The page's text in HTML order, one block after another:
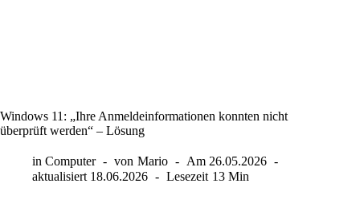
Windows 11: „Ihre Anmeldeinformationen konnten nicht
überprüft werden“ – Lösung
in Computer von Mario Am 26.05.2026
aktualisiert 18.06.2026 Lesezeit 13 Min